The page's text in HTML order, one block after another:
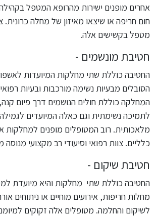
אחרים מופנים ישירות מהרופא המטפל
חום חריפה או שיצאו מאיזון של מחלה כרונית.
מטפל בקשישים אלה.
חטיבת מונשמים -
החטיבה כוללת שתי מחלקות המיועדות
הסובלים מבעיות נשימה מורכבות ובעיות
המחלקה כוללת חולים הנושמים דרך פיום
לתמיכה נשימתית וגם כאלה המיועדים
מלאכותית. רוב המטופלים מופנים למחלקות
כלליים. צוות רפואי וסיעודי רב מקצועי
חטיבת שיקום -
החטיבה כוללת שתי מחלקות והיא מיועדת
מחלות חריפות, אירועים מוחיים או ניתוחים
לשיקום והחלמה. מטופלים אלה זקוקים